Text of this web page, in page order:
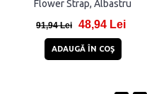
Purple
31,81 Lei 12,81 Lei
ADAUGĂ ÎN COŞ